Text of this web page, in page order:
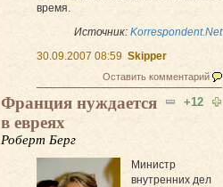
время.
Источник: Korrespondent.Net
30.09.2007 08:59 Skipper
Оставить комментарий
+12
Франция нуждается
в евреях
Роберт Берг
Министр
внутренних дел